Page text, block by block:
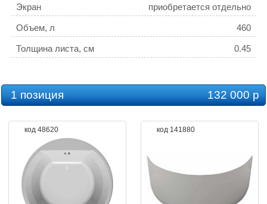
Экран приобретается отдельно
Объем, л 460
Толщина листа, см 0.45
1 позиция 132 000 р
код 48620 код 141880